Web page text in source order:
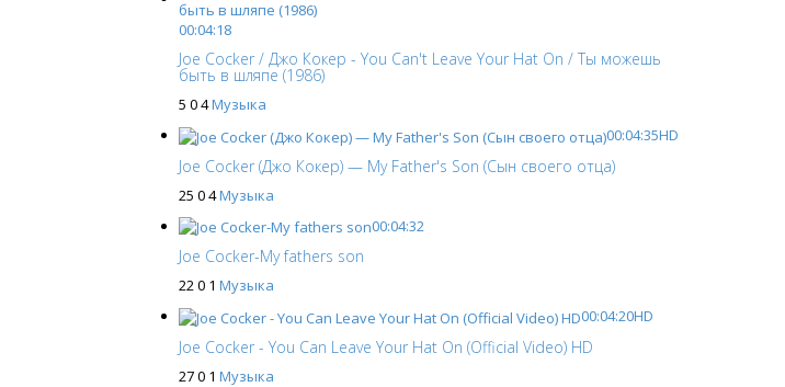
00:04:18
Joe Cocker / Джо Кокер - You Can't Leave Your Hat On / Ты можешь
быть в шляпе (1986)
5 04Музыка
00:04:35HD
Joe Cocker (Джо Кокер) — My Father's Son (Сын своего отца)
25 04Музыка
00:04:32
Joe Cocker-My fathers son
220 1 Музыка
00:04:20HD
Joe Cocker - You Can Leave Your Hat On (Official Video) HD
270 1 Музыка